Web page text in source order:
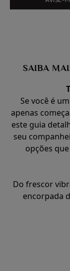
SAIBA
Se você é
apenas
este guia
seu
opções
Do frescor
encorpada
diversos